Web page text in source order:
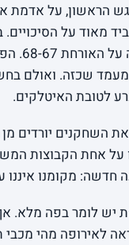
על אדמת
פער שהכביד מאוד על
עשתה
שכזה. ואולם
השחקנים יורדים
על אחת הקבוצות
חדשה: מקומנו
יש לומר בפה מלא.
לאירופה מהי